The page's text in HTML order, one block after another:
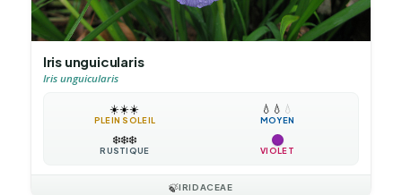
Iris unguicularis
Iris unguicularis
☀️☀️☀️
PLEIN SOLEIL
💧 💧 💧
MOYEN
❄️❄️❄️
RUSTIQUE VIOLET
🍃IRIDACEAE